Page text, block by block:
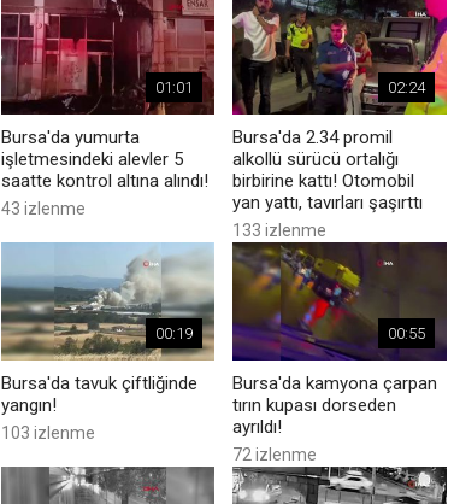
01:01
Bursa'da yumurta
işletmesindeki alevler 5
saatte kontrol altına alındı!
43 izlenme
02:24
Bursa'da 2.34 promil
alkollü sürücü ortalığı
birbirine kattı! Otomobil
yan yattı, tavırları şaşırttı
133 izlenme
00:19
Bursa'da tavuk çiftliğinde
yangın!
103 izlenme
00:55
Bursa'da kamyona çarpan
tırın kupası dorseden
ayrıldı!
72 izlenme